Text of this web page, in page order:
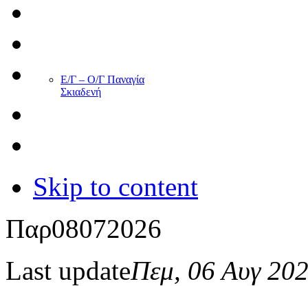
Ε/Γ – Ο/Γ Παναγία
Σκιαδενή
Skip to content
Παρ08072026
Last updateΠεμ, 06 Αυγ